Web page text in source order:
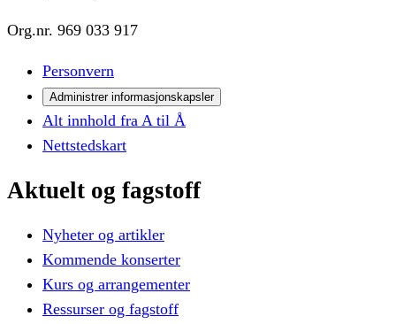
Org.nr. 969 033 917
Personvern
Administrer informasjonskapsler
Alt innhold fra A til Å
Nettstedskart
Aktuelt og fagstoff
Nyheter og artikler
Kommende konserter
Kurs og arrangementer
Ressurser og fagstoff